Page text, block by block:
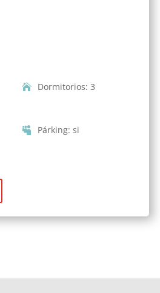
Dormitorios: 3
Párking: si